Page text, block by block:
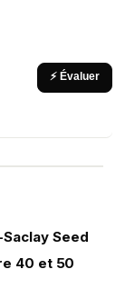
⚡ Évaluer
Seed
40 et 50